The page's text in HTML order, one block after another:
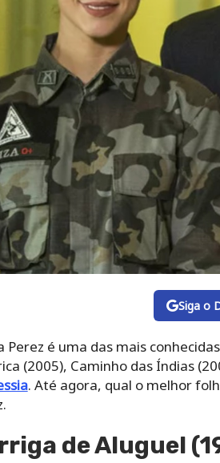
Siga o
Perez é uma das mais
(2005), Caminho das Índias
. Até agora, qual o melhor
de Aluguel